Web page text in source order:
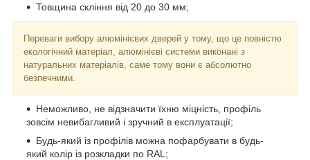
Товщина скління від 20 до 30 мм;
Переваги вибору алюмінієвих дверей у тому, що це повністю
екологічний матеріал, алюмінієві системи виконані з
натуральних матеріалів, саме тому вони є абсолютно
безпечними.
Неможливо, не відзначити їхню міцність, профіль
зовсім невибагливий і зручний в експлуатації;
Будь-який із профілів можна пофарбувати в будь-
який колір із розкладки по RAL;